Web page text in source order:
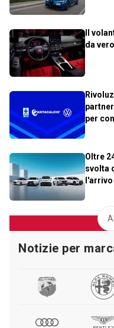
Il
da
per
Oltre
svolta
Notizie per